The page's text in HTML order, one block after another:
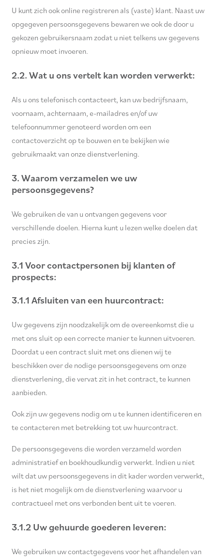
U kunt zich ook online registreren als (vaste) klant. Naast uw
opgegeven persoonsgegevens bewaren we ook de door u
gekozen gebruikersnaam zodat u niet telkens uw gegevens
opnieuw moet invoeren.
2.2. Wat u ons vertelt kan worden verwerkt:
Als u ons telefonisch contacteert, kan uw bedrijfsnaam,
voornaam, achternaam, e-mailadres en/of uw
telefoonnummer genoteerd worden om een
contactoverzicht op te bouwen en te bekijken wie
gebruikmaakt van onze dienstverlening.
3. Waarom verzamelen we uw
persoonsgegevens?
We gebruiken de van u ontvangen gegevens voor
verschillende doelen. Hierna kunt u lezen welke doelen dat
precies zijn.
3.1 Voor contactpersonen bij klanten of
prospects:
3.1.1 Afsluiten van een huurcontract:
Uw gegevens zijn noodzakelijk om de overeenkomst die u
met ons sluit op een correcte manier te kunnen uitvoeren.
Doordat u een contract sluit met ons dienen wij te
beschikken over de nodige persoonsgegevens om onze
dienstverlening, die vervat zit in het contract, te kunnen
aanbieden.
Ook zijn uw gegevens nodig om u te kunnen identificeren en
te contacteren met betrekking tot uw huurcontract.
De persoonsgegevens die worden verzameld worden
administratief en boekhoudkundig verwerkt. Indien u niet
wilt dat uw persoonsgegevens in dit kader worden verwerkt,
is het niet mogelijk om de dienstverlening waarvoor u
contractueel met ons verbonden bent uit te voeren.
3.1.2 Uw gehuurde goederen leveren:
We gebruiken uw contactgegevens voor het afhandelen van